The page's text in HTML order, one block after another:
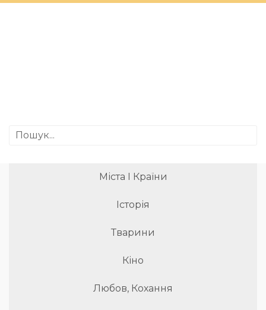
Міста І Країни
Історія
Тварини
Кіно
Любов, Кохання